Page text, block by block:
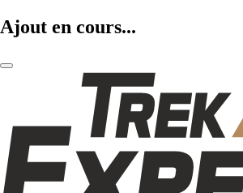
Ajout en cours...